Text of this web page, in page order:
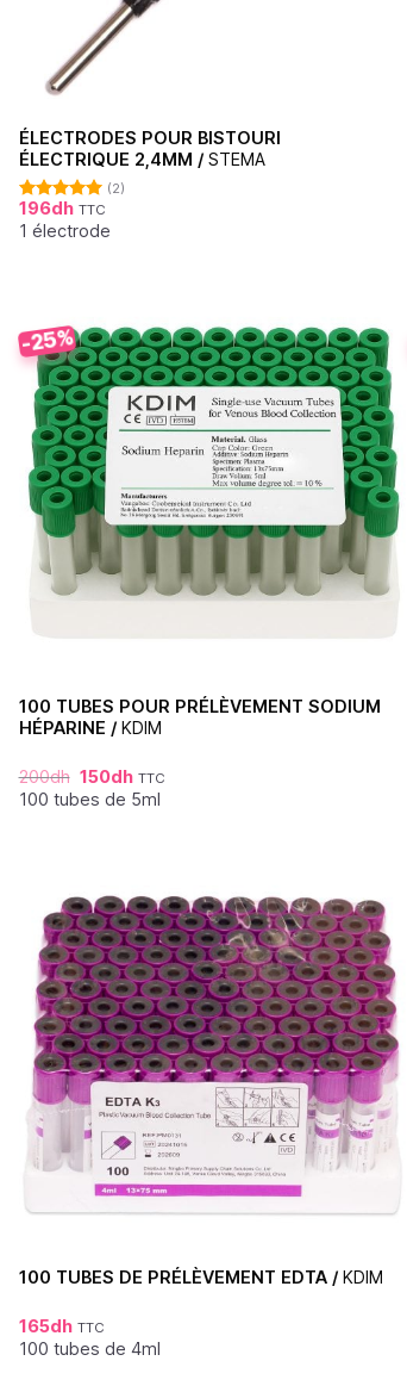
ÉLECTRODES POUR BISTOURI
ÉLECTRIQUE 2,4MM / STEMA
Note5.00
sur 5
(2)
196dh TTC
1 électrode
-25%
100 TUBES POUR PRÉLÈVEMENT SODIUM
HÉPARINE / KDIM
200dh 150dh TTC
100 tubes de 5ml
100 TUBES DE PRÉLÈVEMENT EDTA / KDIM
165dh TTC
100 tubes de 4ml